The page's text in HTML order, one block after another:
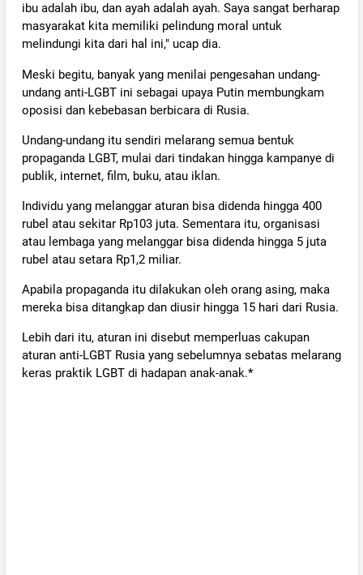
ibu adalah ibu, dan ayah adalah ayah. Saya sangat berharap
masyarakat kita memiliki pelindung moral untuk
melindungi kita dari hal ini," ucap dia.
Meski begitu, banyak yang menilai pengesahan undang-
undang anti-LGBT ini sebagai upaya Putin membungkam
oposisi dan kebebasan berbicara di Rusia.
Undang-undang itu sendiri melarang semua bentuk
propaganda LGBT, mulai dari tindakan hingga kampanye di
publik, internet, film, buku, atau iklan.
Individu yang melanggar aturan bisa didenda hingga 400
rubel atau sekitar Rp103 juta. Sementara itu, organisasi
atau lembaga yang melanggar bisa didenda hingga 5 juta
rubel atau setara Rp1,2 miliar.
Apabila propaganda itu dilakukan oleh orang asing, maka
mereka bisa ditangkap dan diusir hingga 15 hari dari Rusia.
Lebih dari itu, aturan ini disebut memperluas cakupan
aturan anti-LGBT Rusia yang sebelumnya sebatas melarang
keras praktik LGBT di hadapan anak-anak.*